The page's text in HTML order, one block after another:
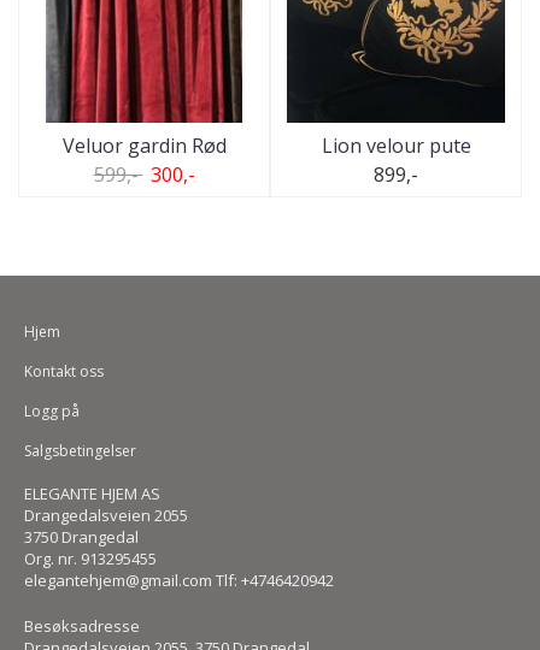
Veluor gardin Rød
599,- 300,-
Lion velour pute
899,-
Hjem
Kontakt oss
Logg på
Salgsbetingelser
ELEGANTE HJEM AS
Drangedalsveien 2055
3750 Drangedal
Org. nr. 913295455
elegantehjem@gmail.com Tlf: +4746420942
Besøksadresse